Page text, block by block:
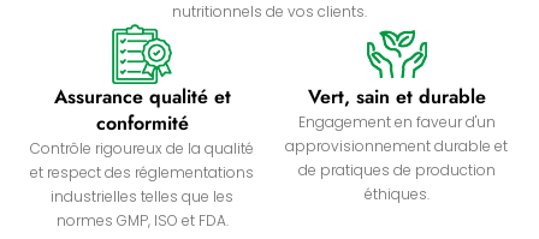
nutritionnels de vos clients.
Assurance qualité et
conformité
Contrôle rigoureux de la qualité
et respect des réglementations
industrielles telles que les
normes GMP, ISO et FDA.
Vert, sain et durable
Engagement en faveur d'un
approvisionnement durable et
de pratiques de production
éthiques.